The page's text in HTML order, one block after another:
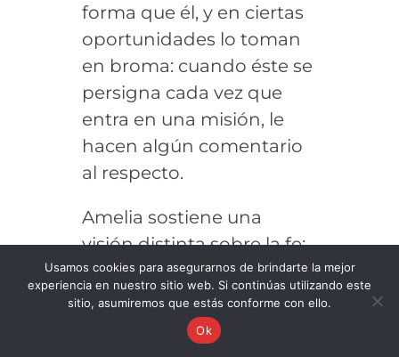
forma que él, y en ciertas
oportunidades lo toman
en broma: cuando éste se
persigna cada vez que
entra en una misión, le
hacen algún comentario
al respecto.
Amelia sostiene una
visión distinta sobre la fe:
no la vive de la misma
manera que Alonso, ya
que en el siglo XIX la
situación ha cambiado
Usamos cookies para asegurarnos de brindarte la mejor
experiencia en nuestro sitio web. Si continúas utilizando este
sitio, asumiremos que estás conforme con ello.
Ok